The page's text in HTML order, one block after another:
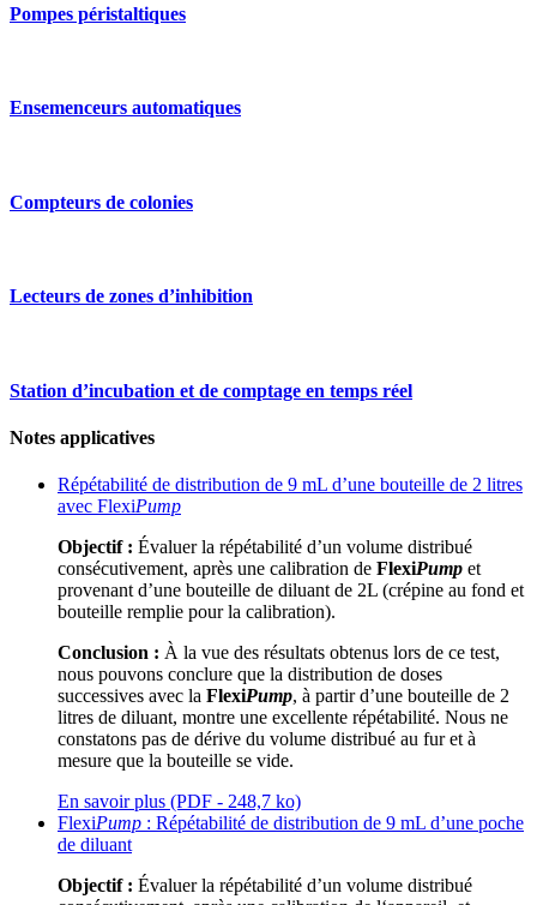
Pompes péristaltiques
Ensemenceurs automatiques
Compteurs de colonies
Lecteurs de zones d’inhibition
Station d’incubation et de comptage en temps réel
Notes applicatives
Répétabilité de distribution de 9 mL d’une bouteille de 2 litres
avec FlexiPump
Objectif : Évaluer la répétabilité d’un volume distribué
consécutivement, après une calibration de FlexiPump et
provenant d’une bouteille de diluant de 2L (crépine au fond et
bouteille remplie pour la calibration).
Conclusion : À la vue des résultats obtenus lors de ce test,
nous pouvons conclure que la distribution de doses
successives avec la FlexiPump, à partir d’une bouteille de 2
litres de diluant, montre une excellente répétabilité. Nous ne
constatons pas de dérive du volume distribué au fur et à
mesure que la bouteille se vide.
En savoir plus (PDF - 248,7 ko)
FlexiPump : Répétabilité de distribution de 9 mL d’une poche
de diluant
Objectif : Évaluer la répétabilité d’un volume distribué